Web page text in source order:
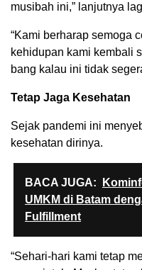
musibah ini,” lanjutnya
“Kami berharap semoga
kehidupan kami kembali
bang kalau ini tidak
Tetap Jaga Kesehatan
Sejak pandemi ini
kesehatan dirinya.
BACA JUGA:
UMKM di Batam
Fulfillment
“Sehari-hari kami tetap